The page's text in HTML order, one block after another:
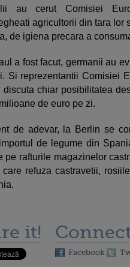
au cerut Comisiei
agricultorii din tara lor
de igiena precara a
a fost facut, germanii au
Si reprezentantii Comisiei
discuta chiar posibilitatea
de euro pe zi.
de adevar, la Berlin se
de legume din
pe rafturile magazinelor
care refuza castravetii,
it!
Facebook